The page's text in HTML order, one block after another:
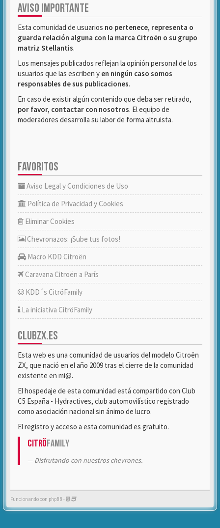
AVISO IMPORTANTE
Esta comunidad de usuarios no pertenece, representa o
guarda relación alguna con la marca Citroën o su grupo
matriz Stellantis.
Los mensajes publicados reflejan la opinión personal de los
usuarios que las escriben y en ningún caso somos
responsables de sus publicaciones.
En caso de existir algún contenido que deba ser retirado,
por favor, contactar con nosotros. El equipo de
moderadores desarrolla su labor de forma altruista.
FAVORITOS
Aviso Legal y Condiciones de Uso
Política de Privacidad y Cookies
Eliminar Cookies
Chevronazos: ¡Sube tus fotos!
Macro KDD Citroën
Caravana Citroën a París
KDD´s CitröFamily
La iniciativa CitröFamily
CLUBZX.ES
Esta web es una comunidad de usuarios del modelo Citroën
ZX, que nació en el año 2009 tras el cierre de la comunidad
existente en mi@.
El hospedaje de esta comunidad está compartido con Club
C5 España - Hydractives, club automovilístico registrado
como asociación nacional sin ánimo de lucro.
El registro y acceso a esta comunidad es gratuito.
CitröFamily
Disfrutando con nuestros chevrones.
Funcionando con phpBB -